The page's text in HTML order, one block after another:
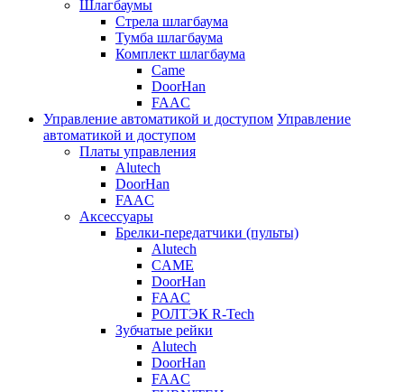
Шлагбаумы
Стрела шлагбаума
Тумба шлагбаума
Комплект шлагбаума
Came
DoorHan
FAAC
Управление автоматикой и доступом Управление
автоматикой и доступом
Платы управления
Alutech
DoorHan
FAAC
Аксессуары
Брелки-передатчики (пульты)
Alutech
CAME
DoorHan
FAAC
РОЛТЭК R-Tech
Зубчатые рейки
Alutech
DoorHan
FAAC